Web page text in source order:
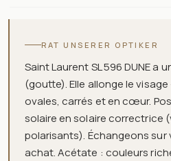
RAT UNSERER OPTIKER
Saint Laurent SL 596 DUNE a
(goutte). Elle allonge le
ovales, carrés et en cœur.
solaire en solaire correctrice
polarisants). Échangeons
achat. Acétate : couleurs